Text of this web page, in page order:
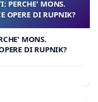
PERCHE' MONS.
OPERE DI RUPNIK?
MONS.
DI RUPNIK?